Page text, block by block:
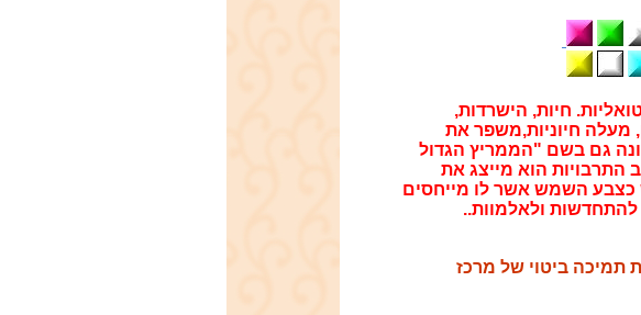
חיות, הישרדות,
מעלה חיוניות,משפר את
גם בשם "הממריץ הגדול
התרבויות הוא מייצג את
כצבע השמש אשר לו מייחסים
להתחדשות ולאלמוות..
תמיכה ביטוי של מרכז